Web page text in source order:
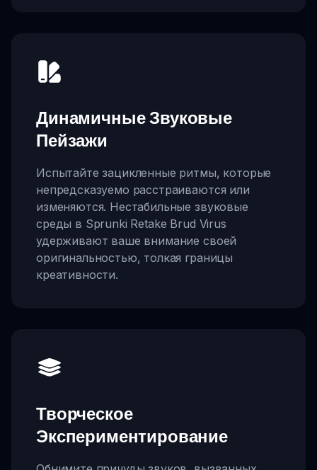
Динамичные Звуковые
Пейзажи
Испытайте зацикленные ритмы, которые
непредсказуемо расстраиваются или
изменяются. Нестабильные звуковые
среды в Sprunki Retake Brud Virus
удерживают ваше внимание своей
оригинальностью, толкая границы
креативности.
Творческое
Экспериментирование